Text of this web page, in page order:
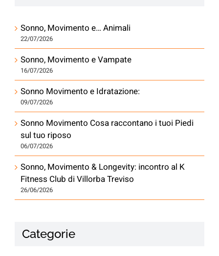
Sonno, Movimento e… Animali
22/07/2026
Sonno, Movimento e Vampate
16/07/2026
Sonno Movimento e Idratazione:
09/07/2026
Sonno Movimento Cosa raccontano i tuoi Piedi
sul tuo riposo
06/07/2026
Sonno, Movimento & Longevity: incontro al K
Fitness Club di Villorba Treviso
26/06/2026
Categorie